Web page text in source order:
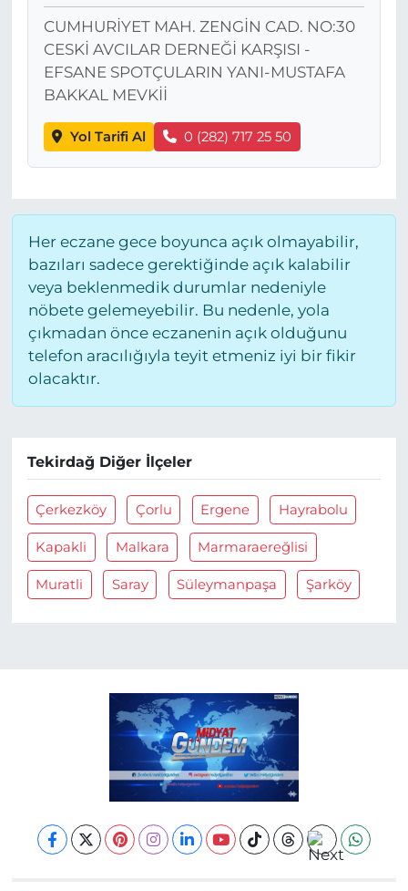
CUMHURİYET MAH. ZENGİN CAD. NO:30
CESKİ AVCILAR DERNEĞİ KARŞISI -
EFSANE SPOTÇULARIN YANI-MUSTAFA
BAKKAL MEVKİİ
Yol Tarifi Al 0 (282) 717 25 50
Her eczane gece boyunca açık olmayabilir,
bazıları sadece gerektiğinde açık kalabilir
veya beklenmedik durumlar nedeniyle
nöbete gelemeyebilir. Bu nedenle, yola
çıkmadan önce eczanenin açık olduğunu
telefon aracılığıyla teyit etmeniz iyi bir fikir
olacaktır.
Tekirdağ Diğer İlçeler
Çerkezköy Çorlu Ergene Hayrabolu
Kapakli Malkara Marmaraereğlisi
Muratli Saray Süleymanpaşa Şarköy